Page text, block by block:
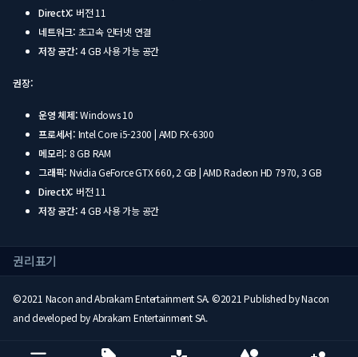
DirectX: 버전 11
네트워크: 초고속 인터넷 연결
저장 공간:4 GB 사용 가능 공간
권장:
운영 체제:Windows 10
프로세서: Intel Core i5-2300 | AMD FX-6300
메모리: 8 GB RAM
그래픽: Nvidia GeForce GTX 660, 2 GB | AMD Radeon HD 7970, 3 GB
DirectX: 버전 11
저장 공간:4 GB 사용 가능 공간
권리표기
©2021 Nacon and Abrakam Entertainment SA. ©2021 Published by Nacon
and developed by Abrakam Entertainment SA.